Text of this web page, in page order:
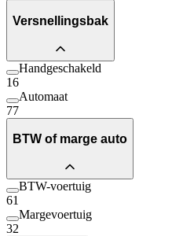
Versnellingsbak
Handgeschakeld
16
Automaat
77
BTW of marge auto
BTW-voertuig
61
Margevoertuig
32